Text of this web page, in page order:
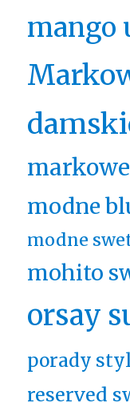
mango
modne
modne
mohito
orsay
porady
reserved